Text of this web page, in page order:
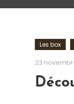
Les box
23